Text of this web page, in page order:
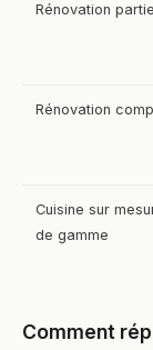
Rénovation
Rénovation
Cuisine sur
de gamme
Comment